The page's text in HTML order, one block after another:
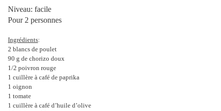
Niveau: facile
Pour 2 personnes
Ingrédients:
2 blancs de poulet
90 g de chorizo doux
1/2 poivron rouge
1 cuillère à café de paprika
1 oignon
1 tomate
1 cuillère à café d’huile d’olive